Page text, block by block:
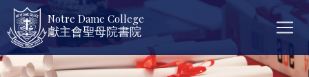
Notre Dame College
獻主會聖母院書院